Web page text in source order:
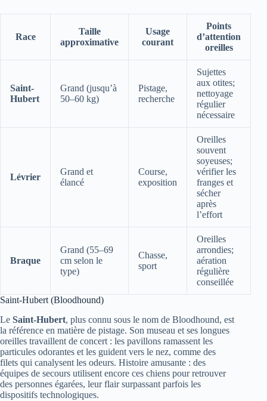
Race
Taille
approximative
Usage
courant
Points
d’attention
oreilles
Saint-
Hubert
Grand (jusqu’à
50–60 kg)
Pistage,
recherche
Sujettes
aux otites;
nettoyage
régulier
nécessaire
Lévrier
Grand et
élancé
Course,
exposition
Oreilles
souvent
soyeuses;
vérifier les
franges et
sécher
après
l’effort
Braque
Grand (55–69
cm selon le
type)
Chasse,
sport
Oreilles
arrondies;
aération
régulière
conseillée
Saint-Hubert (Bloodhound)
Le Saint-Hubert, plus connu sous le nom de Bloodhound, est
la référence en matière de pistage. Son museau et ses longues
oreilles travaillent de concert : les pavillons ramassent les
particules odorantes et les guident vers le nez, comme des
filets qui canalysent les odeurs. Histoire amusante : des
équipes de secours utilisent encore ces chiens pour retrouver
des personnes égarées, leur flair surpassant parfois les
dispositifs technologiques.